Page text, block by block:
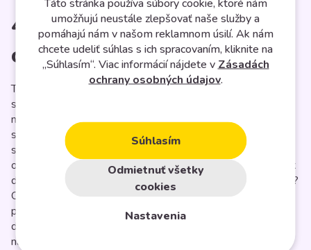
4. Prišiel čas vytvoriť
obsahový plán
Tak už viete všetko o vašej cieľovej skupine. Viete tiež, aké
sú vaše ciele a aký druh obsahu chcete tvoriť. Konečne
môžete s istotou prejsť k poslednému kroku, ktorým je
samotné vytvorenie obsahového plánu. Ešte predtým, než
sa vrhnete na tabuľku s perfektným plánom, je tu posledná
otázka, na ktorú musíte odpovedať. Aké prostriedky máte k
dispozícii a ako často ste schopní publikovať kvalitný obsah?
Odpoveď vám určí, s akou
publikovať. Pravidelnosť je pri obsahovom pláne veľmi
dôležitá. Vďaka nej vaše publikum vie, kedy sa môže tešiť
na nový obsah.
umožňujú neustále zlepšovať naše služby a
pomáhajú nám v našom reklamnom úsilí. Ak nám
chcete udeliť súhlas s ich spracovaním, kliknite na
„Súhlasím“. Viac informácií nájdete v Zásadách
ochrany osobných údajov.
Súhlasím
Odmietnuť všetky
cookies
Nastavenia